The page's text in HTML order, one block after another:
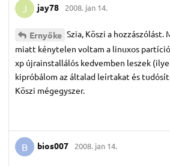
J jay78 2008. jan 14.
Ernyőke Szia, Köszi a hozzászólást.
miatt kénytelen voltam a linuxos
xp újrainstallálós kedvemben leszek
kipróbálom az általad leírtakat és
Köszi mégegyszer.
B bios007 2008. jan 14.